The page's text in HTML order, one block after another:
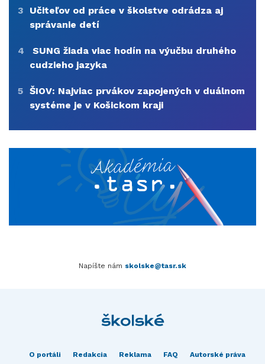
3
Učiteľov od práce v školstve odrádza aj
správanie detí
4
SUNG žiada viac hodín na výučbu druhého
cudzieho jazyka
5 ŠIOV: Najviac prvákov zapojených v duálnom
systéme je v Košickom kraji
Napíšte nám skolske@tasr.sk
O portáli Redakcia Reklama FAQ
Autorské práva